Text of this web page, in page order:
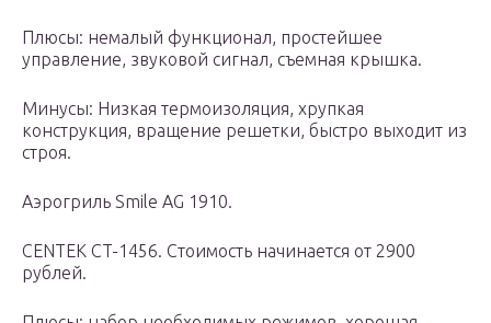
Плюсы: немалый функционал, простейшее
управление, звуковой сигнал, съемная крышка.
Минусы: Низкая термоизоляция, хрупкая
конструкция, вращение решетки, быстро выходит из
строя.
Аэрогриль Smile AG 1910.
CENTEK CT-1456. Стоимость начинается от 2900
рублей.